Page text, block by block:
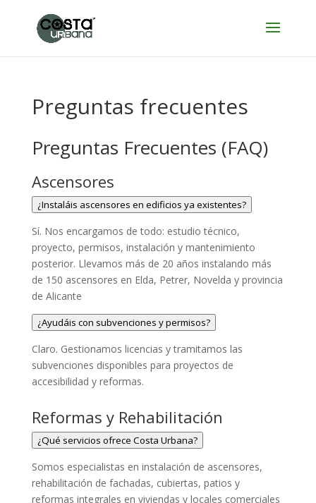
Preguntas frecuentes
Preguntas Frecuentes (FAQ)
Ascensores
¿Instaláis ascensores en edificios ya existentes?
Sí. Nos encargamos de todo: estudio técnico,
proyecto, permisos, instalación y mantenimiento
posterior. Llevamos más de 20 años instalando más
de 150 ascensores en Elda, Petrer, Novelda y provincia
de Alicante
¿Ayudáis con subvenciones y permisos?
Claro. Gestionamos licencias y tramitamos las
subvenciones disponibles para proyectos de
accesibilidad y reformas.
Reformas y Rehabilitación
¿Qué servicios ofrece Costa Urbana?
Somos especialistas en instalación de ascensores,
rehabilitación de fachadas, cubiertas, patios y
reformas integrales en viviendas y locales comerciales